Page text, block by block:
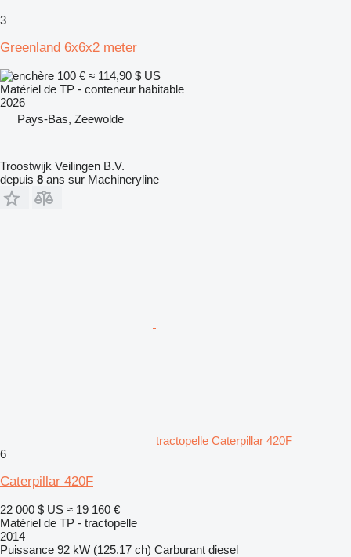
3
Greenland 6x6x2 meter
100 € ≈ 114,90 $ US
Matériel de TP - conteneur habitable
2026
Pays-Bas, Zeewolde
Troostwijk Veilingen B.V.
depuis 8 ans sur Machineryline
tractopelle Caterpillar 420F
6
Caterpillar 420F
22 000 $ US ≈ 19 160 €
Matériel de TP - tractopelle
2014
Puissance 92 kW (125.17 ch) Carburant diesel